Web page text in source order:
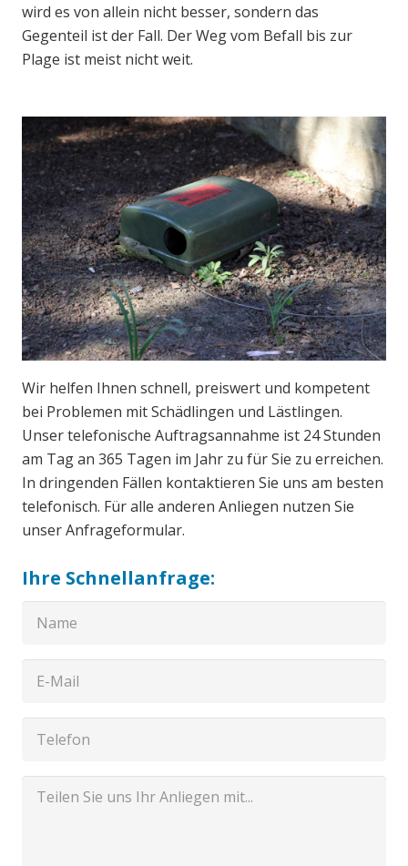
wird es von allein nicht besser, sondern das
Gegenteil ist der Fall. Der Weg vom Befall bis zur
Plage ist meist nicht weit.
Wir helfen Ihnen schnell, preiswert und kompetent
bei Problemen mit Schädlingen und Lästlingen.
Unser telefonische Auftragsannahme ist 24 Stunden
am Tag an 365 Tagen im Jahr zu für Sie zu erreichen.
In dringenden Fällen kontaktieren Sie uns am besten
telefonisch. Für alle anderen Anliegen nutzen Sie
unser Anfrageformular.
Ihre Schnellanfrage: